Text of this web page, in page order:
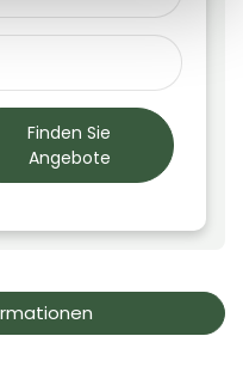
Finden Sie
Angebote